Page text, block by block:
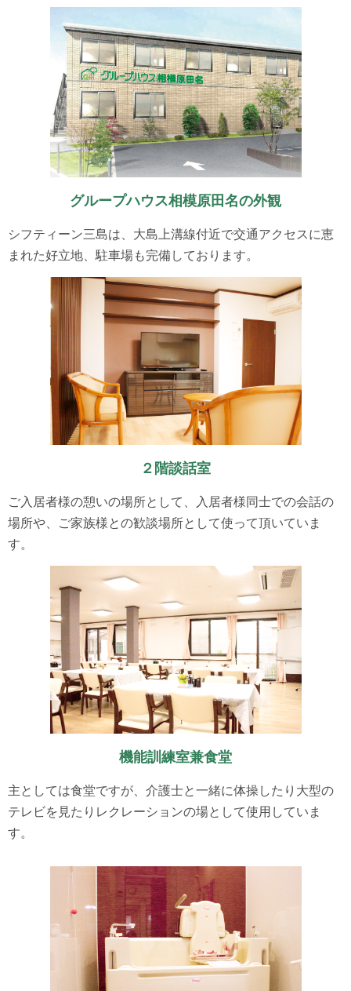
グループハウス相模原田名の外観
シフティーン三島は、大島上溝線付近で交通アクセスに恵
まれた好立地、駐車場も完備しております。
２階談話室
ご入居者様の憩いの場所として、入居者様同士での会話の
場所や、ご家族様との歓談場所として使って頂いていま
す。
機能訓練室兼食堂
主としては食堂ですが、介護士と一緒に体操したり大型の
テレビを見たりレクレーションの場として使用していま
す。